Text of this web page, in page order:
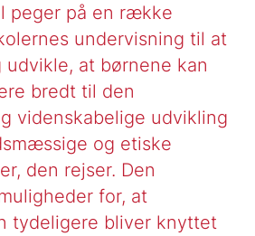
peger på en række
undervisning til at
at børnene kan
bredt til den
videnskabelige udvikling
og etiske
den rejser. Den
for, at
tydeligere bliver knyttet